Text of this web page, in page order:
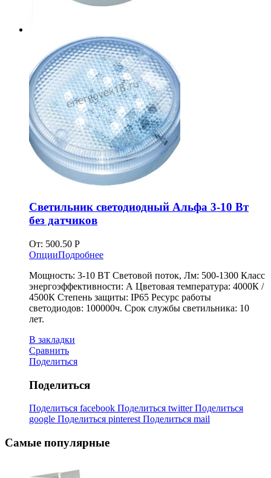
Светильник светодиодный Альфа 3-10 Вт
без датчиков
От: 500.50 Р
ОпцииПодробнее
Мощность: 3-10 ВТ Световой поток, Лм: 500-1300 Класс
энергоэффективности: А Цветовая температура: 4000К /
4500К Степень защиты: IP65 Ресурс работы
светодиодов: 100000ч. Срок службы светильника: 10
лет.
В закладки
Сравнить
Поделиться
Поделиться
Поделиться facebook Поделиться twitterПоделиться
google Поделиться pinterest Поделиться mail
Самые популярные